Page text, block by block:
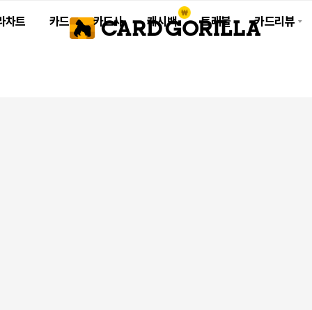
차트 카드 카드사 캐시백 트래블 카드리뷰